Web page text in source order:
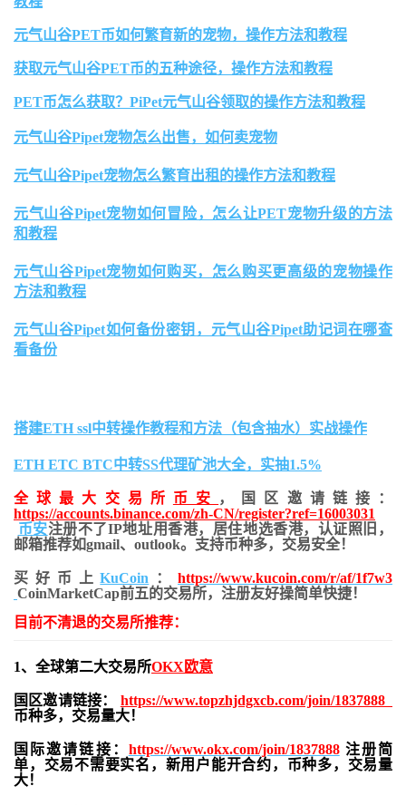
元气山谷PET币如何繁育新的宠物，操作方法和教程
获取元气山谷PET币的五种途径，操作方法和教程
PET币怎么获取？PiPet元气山谷领取的操作方法和教程
元气山谷Pipet宠物怎么出售，如何卖宠物
元气山谷Pipet宠物怎么繁育出租的操作方法和教程
元气山谷Pipet宠物如何冒险，怎么让PET宠物升级的方法
和教程
元气山谷Pipet宠物如何购买，怎么购买更高级的宠物操作
方法和教程
元气山谷Pipet如何备份密钥，元气山谷Pipet助记词在哪查
看备份
搭建ETH ssl中转操作教程和方法（包含抽水）实战操作
ETH ETC BTC中转SS代理矿池大全，实抽1.5%
全球最大交易所 币安
，国区邀请链接：
https://accounts.binance.com/zh-CN/register?ref=16003031
币安注册不了IP地址用香港，居住地选香港，认证照旧，
邮箱推荐如gmail、outlook。支持币种多，交易安全！
买好币上KuCoin ：https://www.kucoin.com/r/af/1f7w3
CoinMarketCap前五的交易所，注册友好操简单快捷！
目前不清退的交易所推荐：
1、全球第二大交易所OKX欧意
国区邀请链接： https://www.topzhjdgxcb.com/join/1837888
币种多，交易量大！
国际邀请链接： https://www.okx.com/join/1837888注册简
单，交易不需要实名，新用户能开合约， 币种多，交易量
大！